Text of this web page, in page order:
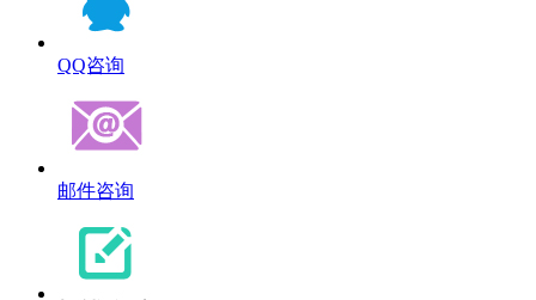
QQ咨询
邮件咨询